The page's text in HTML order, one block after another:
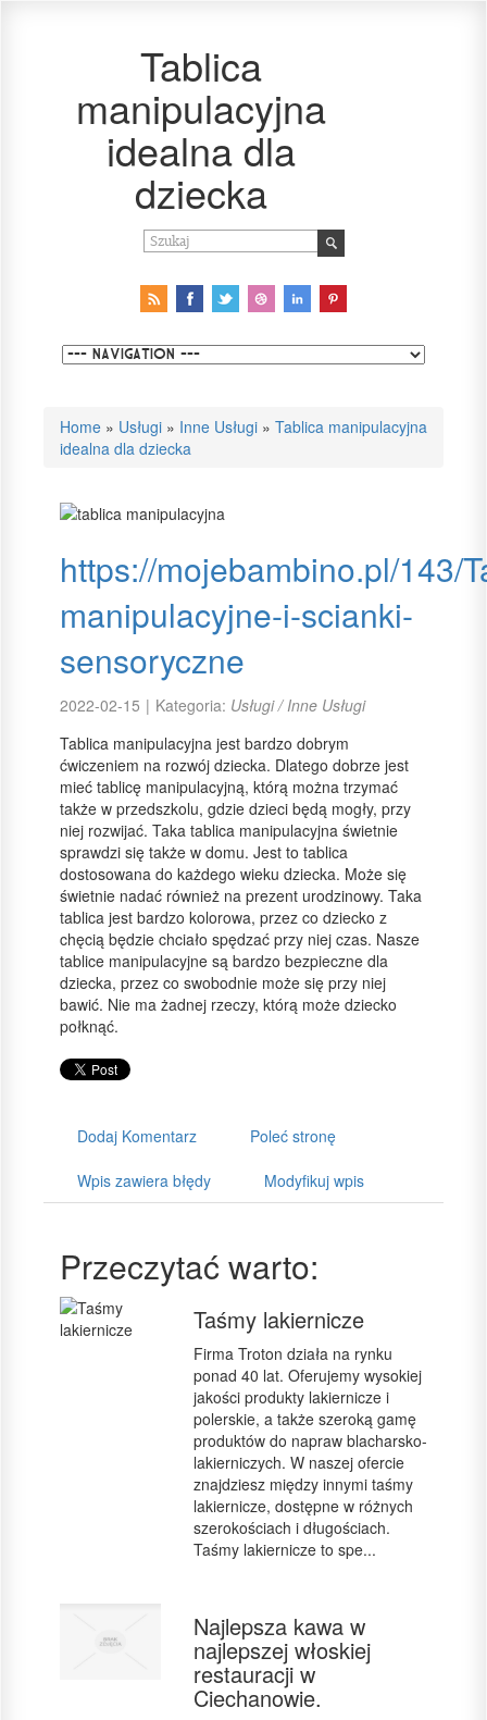
Tablica
manipulacyjna
idealna dla
dziecka
Home » Usługi » Inne Usługi » Tablica manipulacyjna
idealna dla dziecka
https://mojebambino.pl/143/
manipulacyjne-i-scianki-
sensoryczne
2022-02-15 | Kategoria: Usługi / Inne Usługi
Tablica manipulacyjna jest bardzo dobrym
ćwiczeniem na rozwój dziecka. Dlatego dobrze jest
mieć tablicę manipulacyjną, którą można trzymać
także w przedszkolu, gdzie dzieci będą mogły, przy
niej rozwijać. Taka tablica manipulacyjna świetnie
sprawdzi się także w domu. Jest to tablica
dostosowana do każdego wieku dziecka. Może się
świetnie nadać również na prezent urodzinowy. Taka
tablica jest bardzo kolorowa, przez co dziecko z
chęcią będzie chciało spędzać przy niej czas. Nasze
tablice manipulacyjne są bardzo bezpieczne dla
dziecka, przez co swobodnie może się przy niej
bawić. Nie ma żadnej rzeczy, którą może dziecko
połknąć.
Dodaj Komentarz Poleć stronę
Wpis zawiera błędy Modyfikuj wpis
Przeczytać warto:
Taśmy lakiernicze
Firma Troton działa na rynku
ponad 40 lat. Oferujemy wysokiej
jakości produkty lakiernicze i
polerskie, a także szeroką gamę
produktów do napraw blacharsko-
lakierniczych. W naszej ofercie
znajdziesz między innymi taśmy
lakiernicze, dostępne w różnych
szerokościach i długościach.
Taśmy lakiernicze to spe...
Najlepsza kawa w
najlepszej włoskiej
restauracji w
Ciechanowie.